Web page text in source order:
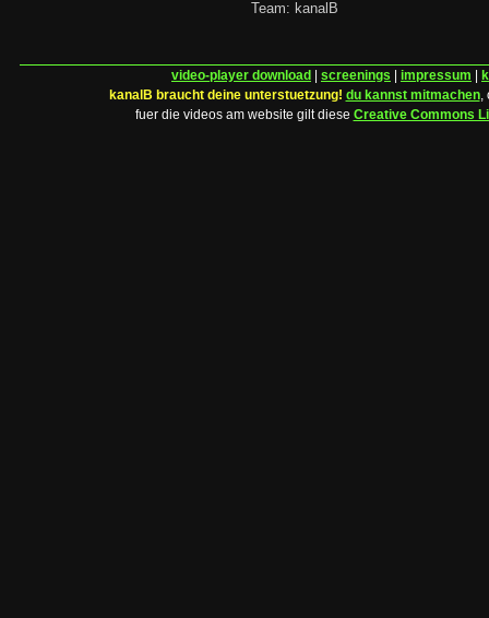
Team: kanalB
video-player download screenings impressum
kanalB braucht deine unterstuetzung! du kannst mitmachen,
fuer die videos am website gilt diese Creative Commons